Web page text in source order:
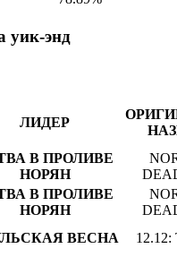
уик-энд
ЛИДЕР
В ПРОЛИВЕ
НОРЯН
В ПРОЛИВЕ
НОРЯН
ВЕСНА